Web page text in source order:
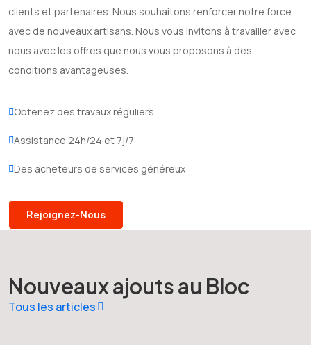
clients et partenaires. Nous souhaitons renforcer notre force
avec de nouveaux artisans. Nous vous invitons à travailler avec
nous avec les offres que nous vous proposons à des
conditions avantageuses.
Obtenez des travaux réguliers
Assistance 24h/24 et 7j/7
Des acheteurs de services généreux
Rejoignez-Nous
Nouveaux ajouts au Bloc
Tous les articles